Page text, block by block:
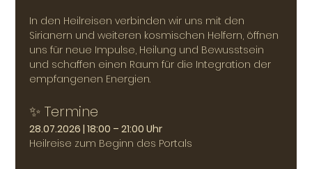
In den Heilreisen verbinden wir uns mit den
Sirianern und weiteren kosmischen Helfern, öffnen
uns für neue Impulse, Heilung und Bewusstsein
und schaffen einen Raum für die Integration der
empfangenen Energien.
✨ Termine
28.07.2026 | 18:00 – 21:00 Uhr
Heilreise zum Beginn des Portals